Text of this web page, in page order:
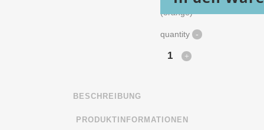
(orange)
quantity
BESCHREIBUNG
PRODUKTINFORMATIONEN